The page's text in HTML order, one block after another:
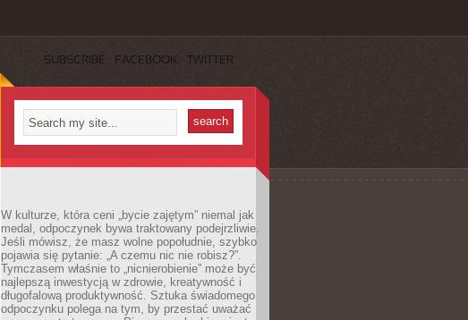
SUBSCRIBE FACEBOOK TWITTER
W kulturze, która ceni „bycie zajętym” niemal jak
medal, odpoczynek bywa traktowany podejrzliwie.
Jeśli mówisz, że masz wolne popołudnie, szybko
pojawia się pytanie: „A czemu nic nie robisz?”.
Tymczasem właśnie to „nicnierobienie” może być
najlepszą inwestycją w zdrowie, kreatywność i
długofalową produktywność. Sztuka świadomego
odpoczynku polega na tym, by przestać uważać